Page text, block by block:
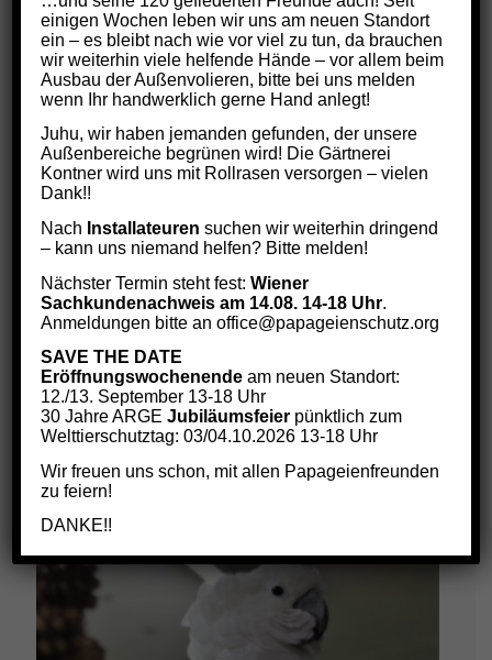
Philou
€12,00 –€144,00Preisspanne:
bis
einigen Wochen leben wir uns am neuen Standort
ein – es bleibt nach wie vor viel zu tun, da brauchen
wir weiterhin viele helfende Hände – vor allem beim
Ausbau der Außenvolieren, bitte bei uns melden
wenn Ihr handwerklich gerne Hand anlegt!
Juhu, wir haben jemanden gefunden, der unsere
Außenbereiche begrünen wird! Die Gärtnerei
Kontner wird uns mit Rollrasen versorgen – vielen
Dank!!
Nach Installateuren suchen wir weiterhin dringend
– kann uns niemand helfen? Bitte melden!
Nächster Termin steht fest:Wiener
Sachkundenachweis am 14.08. 14-18 Uhr.
Anmeldungen bitte an office@papageienschutz.org
SAVE THE DATE
Eröffnungswochenende am neuen Standort:
12./13. September 13-18 Uhr
30 Jahre ARGEJubiläumsfeier pünktlich zum
Welttierschutztag: 03/04.10.2026 13-18 Uhr
Wir freuen uns schon, mit allen Papageienfreunden
zu feiern!
DANKE!!